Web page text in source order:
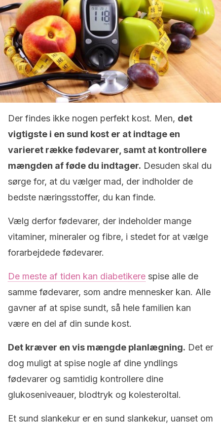
Der findes ikke nogen perfekt kost. Men, det
vigtigste i en sund kost er at indtage en
varieret række fødevarer, samt at kontrollere
mængden af føde du indtager. Desuden skal du
sørge for, at du vælger mad, der indholder de
bedste næringsstoffer, du kan finde.
Vælg derfor fødevarer, der indeholder mange
vitaminer, mineraler og fibre, i stedet for at vælge
forarbejdede fødevarer.
De meste af tiden kan diabetikere spise alle de
samme fødevarer, som andre mennesker kan. Alle
gavner af at spise sundt, så hele familien kan
være en del af din sunde kost.
Det kræver en vis mængde planlægning. Det er
dog muligt at spise nogle af dine yndlings
fødevarer og samtidig kontrollere dine
glukoseniveauer, blodtryk og kolesteroltal.
Et sund slankekur er en sund slankekur, uanset om